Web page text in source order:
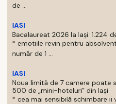
de ...
IASI
Bacalaureat 2026 la Iași: 1.224
* emotiile revin pentru
număr de 1 ...
IASI
Noua limită de 7 camere poate
500 de „mini-hoteluri” din Iași
* cea mai sensibilă schimbare ii